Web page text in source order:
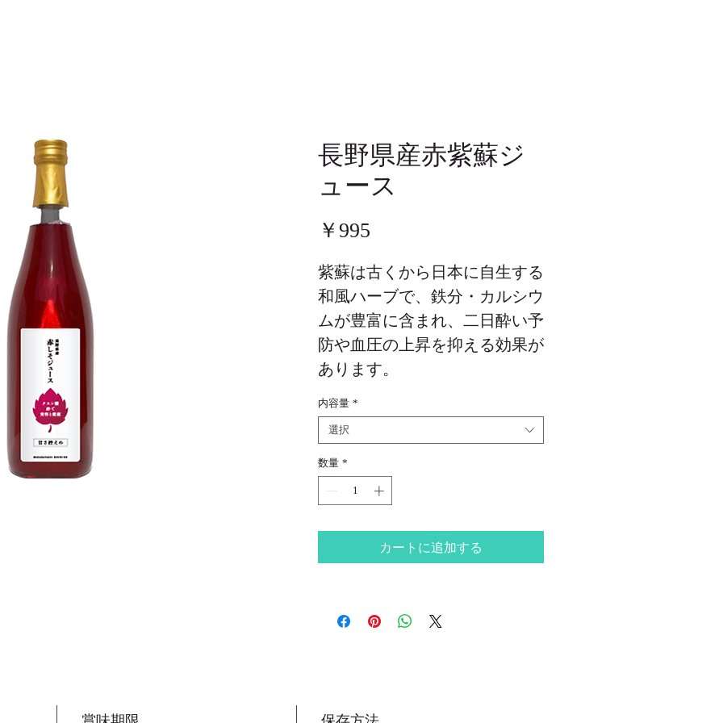
長野県産赤紫蘇ジ
ュース
￥995
紫蘇は古くから日本に自生する
和風ハーブで、鉄分・カルシウ
ムが豊富に含まれ、二日酔い予
防や血圧の上昇を抑える効果が
あります。
していただいた赤紫蘇を、独自
の製法で美味しく綺麗な赤色に
仕上げました。
爽やかな香りと、さっぱりとし
ロックや炭酸割りもおすすめ。
内容量 *
選択
数量 *
カートに追加する